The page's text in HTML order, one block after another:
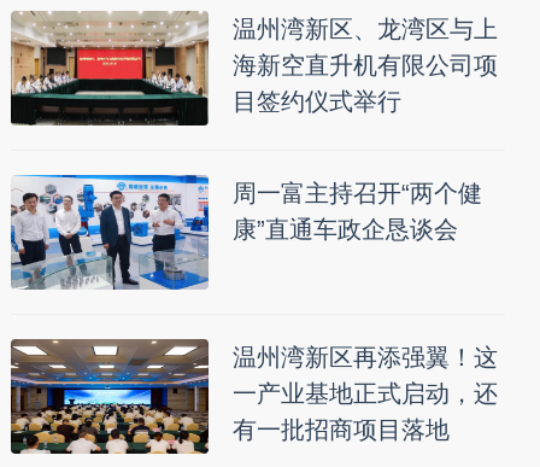
温州湾新区、龙湾区与上
海新空直升机有限公司项
目签约仪式举行
周一富主持召开“两个健
康”直通车政企恳谈会
温州湾新区再添强翼！这
一产业基地正式启动，还
有一批招商项目落地